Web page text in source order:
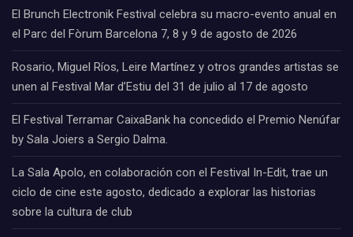
El Brunch Electronik Festival celebra su macro-evento anual en
el Parc del Fòrum Barcelona 7, 8 y 9 de agosto de 2026
Rosario, Miguel Ríos, Leire Martínez y otros grandes artistas se
unen al Festival Mar d’Estiu del 31 de julio al 17 de agosto
El Festival Terramar CaixaBank ha concedido el Premio Nenúfar
by Sala Joiers a Sergio Dalma.
La Sala Apolo, en colaboración con el Festival In-Edit, trae un
ciclo de cine este agosto, dedicado a explorar las historias
sobre la cultura de club